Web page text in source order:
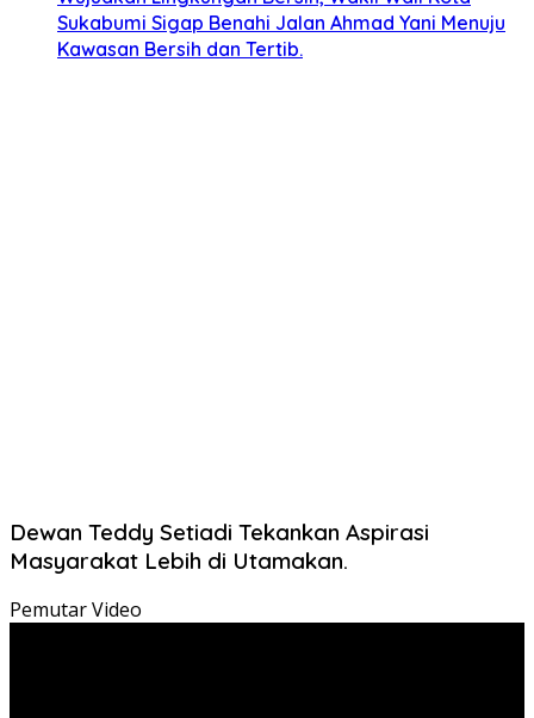
Sukabumi Sigap Benahi Jalan Ahmad Yani Menuju
Kawasan Bersih dan Tertib.
Dewan Teddy Setiadi Tekankan Aspirasi
Masyarakat Lebih di Utamakan.
Pemutar Video